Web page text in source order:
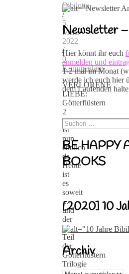
Bibilotta
/
5.
März
2022
/
0
Kommentare
VERLORENE
LIEBE:
Götterflüstern
2
-
ist
nun
endlich
da.
Heute
ist
es
soweit
...
und
der
2.
Teil
der
Götterflüstern
Trilogie
Newsletter –
Hier könnt ihr euch
anmelden und
1-2 mal im Monat
werde ich euch hier
dem Laufenden
BE HAPPY
BOOKS
[2020] 10
Archiv